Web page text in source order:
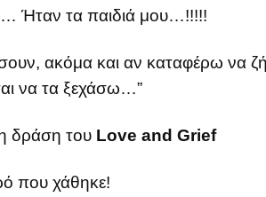
Ήταν τα παιδιά μου…!!!!!
ακόμα και αν καταφέρω να
να τα ξεχάσω…”
δράση του Love and Grief
που χάθηκε!